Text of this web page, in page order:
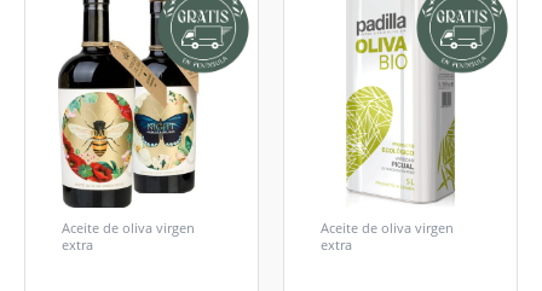
Aceite de oliva virgen
extra
Aceite de oliva virgen
extra